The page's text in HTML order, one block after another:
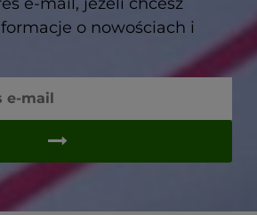
o nowościach i